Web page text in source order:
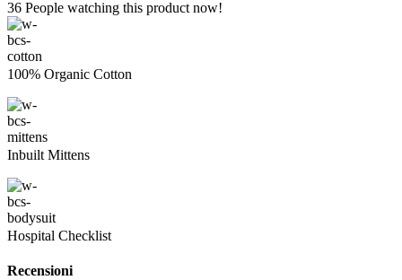
36 People watching this product now!
100% Organic Cotton
Inbuilt Mittens
Hospital Checklist
Recensioni